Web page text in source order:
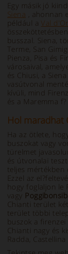
Egy másik jó
Siena , ahonnan
például a Val
busszal. Siena,
Terme, San
Pienza, Pisa és
városaival,
és Chiusi, a
vasútvonal
kívüli, mind
és a Maremma
Hol maradhat
Ha az ötlete,
buszokat vagy
türelmet
és útvonalai
teljes mértékben
Ezzel az
hogy foglaljon le
vagy
Chianti terület
terület többi
buszok a
Chianti nagy és
Radda, Castellina